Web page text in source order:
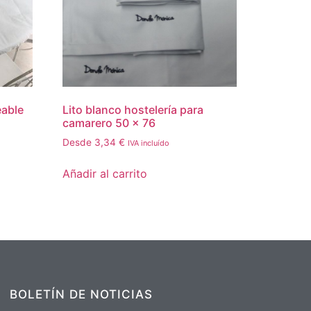
Lito blanco hostelería para
camarero 50 x 76
Desde 3,34€ IVA incluído
Añadir al carrito
BOLETÍN DE NOTICIAS